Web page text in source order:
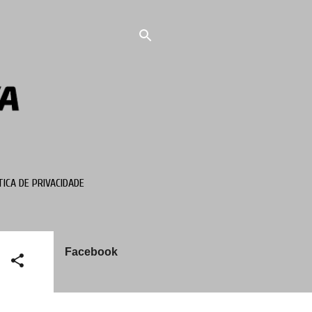
DE PRIVACIDADE
Facebook